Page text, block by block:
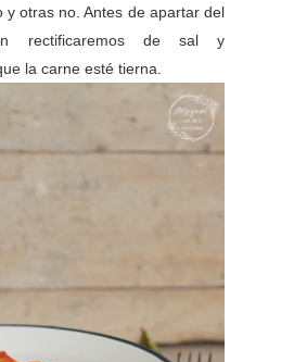
y otras no. Antes de apartar del
rectificaremos de sal y
la carne esté tierna.